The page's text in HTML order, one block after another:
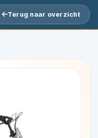
Terug naar overzicht